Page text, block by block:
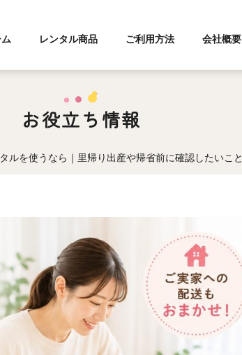
レンタル商品 ご利用方法 会社概要
お役立ち情報
ルを使うなら｜里帰り出産や帰省前に確認したいこと